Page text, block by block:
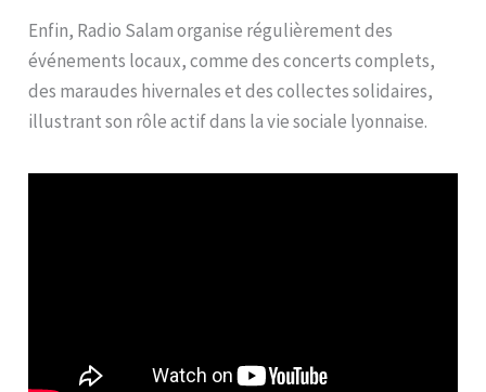
Enfin, Radio Salam organise régulièrement des
événements locaux, comme des concerts complets,
des maraudes hivernales et des collectes solidaires,
illustrant son rôle actif dans la vie sociale lyonnaise.